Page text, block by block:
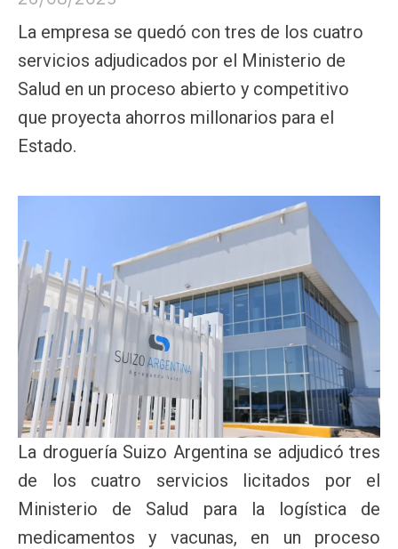
La empresa se quedó con tres de los cuatro
servicios adjudicados por el Ministerio de
Salud en un proceso abierto y competitivo
que proyecta ahorros millonarios para el
Estado.
La droguería Suizo Argentina se adjudicó tres
de los cuatro servicios licitados por el
Ministerio de Salud para la logística de
medicamentos y vacunas, en un proceso